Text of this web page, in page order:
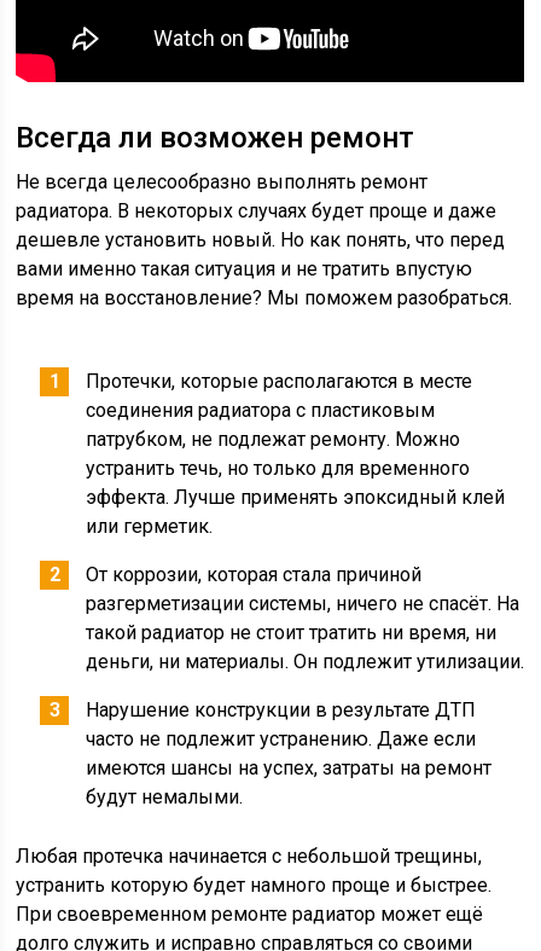
Всегда ли возможен ремонт
Не всегда целесообразно выполнять ремонт
радиатора. В некоторых случаях будет проще и даже
дешевле установить новый. Но как понять, что перед
вами именно такая ситуация и не тратить впустую
время на восстановление? Мы поможем разобраться.
Протечки, которые располагаются в месте
соединения радиатора с пластиковым
патрубком, не подлежат ремонту. Можно
устранить течь, но только для временного
эффекта. Лучше применять эпоксидный клей
или герметик.
От коррозии, которая стала причиной
разгерметизации системы, ничего не спасёт. На
такой радиатор не стоит тратить ни время, ни
деньги, ни материалы. Он подлежит утилизации.
Нарушение конструкции в результате ДТП
часто не подлежит устранению. Даже если
имеются шансы на успех, затраты на ремонт
будут немалыми.
Любая протечка начинается с небольшой трещины,
устранить которую будет намного проще и быстрее.
При своевременном ремонте радиатор может ещё
долго служить и исправно справляться со своими